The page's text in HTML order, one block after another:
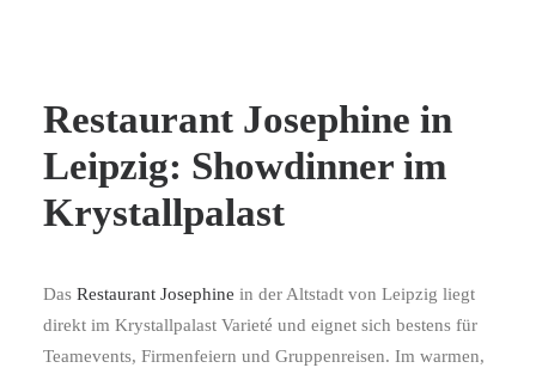
Restaurant Josephine in
Leipzig: Showdinner im
Krystallpalast
Das Restaurant Josephine in der Altstadt von Leipzig liegt
direkt im Krystallpalast Varieté und eignet sich bestens für
Teamevents, Firmenfeiern und Gruppenreisen. Im warmen,